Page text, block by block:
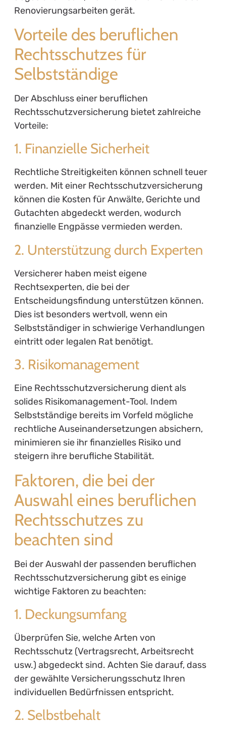
Renovierungsarbeiten gerät.
Vorteile des beruflichen
Rechtsschutzes für
Selbstständige
Der Abschluss einer beruflichen
Rechtsschutzversicherung bietet zahlreiche
Vorteile:
1. Finanzielle Sicherheit
Rechtliche Streitigkeiten können schnell teuer
werden. Mit einer Rechtsschutzversicherung
können die Kosten für Anwälte, Gerichte und
Gutachten abgedeckt werden, wodurch
finanzielle Engpässe vermieden werden.
2. Unterstützung durch Experten
Versicherer haben meist eigene
Rechtsexperten, die bei der
Entscheidungsfindung unterstützen können.
Dies ist besonders wertvoll, wenn ein
Selbstständiger in schwierige Verhandlungen
eintritt oder legalen Rat benötigt.
3. Risikomanagement
Eine Rechtsschutzversicherung dient als
solides Risikomanagement-Tool. Indem
Selbstständige bereits im Vorfeld mögliche
rechtliche Auseinandersetzungen absichern,
minimieren sie ihr finanzielles Risiko und
steigern ihre berufliche Stabilität.
Faktoren, die bei der
Auswahl eines beruflichen
Rechtsschutzes zu
beachten sind
Bei der Auswahl der passenden beruflichen
Rechtsschutzversicherung gibt es einige
wichtige Faktoren zu beachten:
1. Deckungsumfang
Überprüfen Sie, welche Arten von
Rechtsschutz (Vertragsrecht, Arbeitsrecht
usw.) abgedeckt sind. Achten Sie darauf, dass
der gewählte Versicherungsschutz Ihren
individuellen Bedürfnissen entspricht.
2. Selbstbehalt